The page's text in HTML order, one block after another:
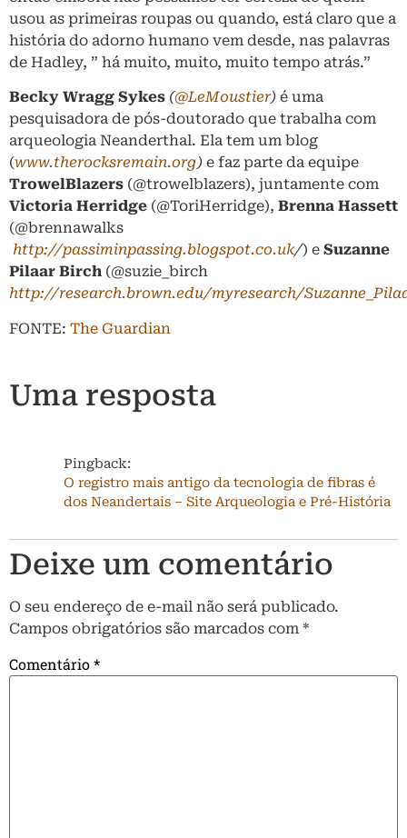
usou as primeiras roupas ou quando, está claro que a
história do adorno humano vem desde, nas palavras
de Hadley, ” há muito, muito, muito tempo atrás.”
Becky Wragg Sykes (@LeMoustier) é uma
pesquisadora de pós-doutorado que trabalha com
arqueologia Neanderthal. Ela tem um blog
(www.therocksremain.org) e faz parte da equipe
TrowelBlazers (@trowelblazers), juntamente com
Victoria Herridge (@ToriHerridge), Brenna Hassett
(@brennawalks
http://passiminpassing.blogspot.co.uk/) e Suzanne
Pilaar Birch (@suzie_birch
http://research.brown.edu/myresearch/
FONTE: The Guardian
Uma resposta
Pingback:
O registro mais antigo da tecnologia de fibras é
dos Neandertais – Site Arqueologia e Pré-História
Deixe um comentário
O seu endereço de e-mail não será publicado.
Campos obrigatórios são marcados com *
Comentário*